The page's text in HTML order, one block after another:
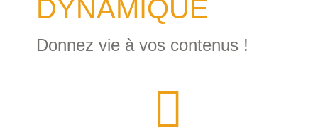
DYNAMIQUE
Donnez vie à vos contenus !